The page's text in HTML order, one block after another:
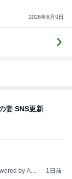
2026年8月9日
妻 SNS更新
by Ame
1日前